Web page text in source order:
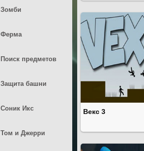
Векс 3
Зомби
Ферма
Поиск предметов
Защита башни
Соник Икс
Том и Джерри